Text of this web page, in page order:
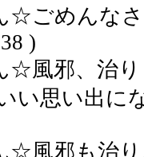
☆ごめんな
)
☆風邪、治
い思い出に
☆風邪も治